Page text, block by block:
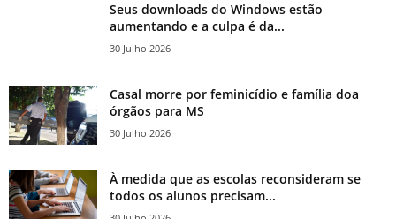
Seus downloads do Windows estão
aumentando e a culpa é da...
30 Julho 2026
Casal morre por feminicídio e família doa
órgãos para MS
30 Julho 2026
À medida que as escolas reconsideram se
todos os alunos precisam...